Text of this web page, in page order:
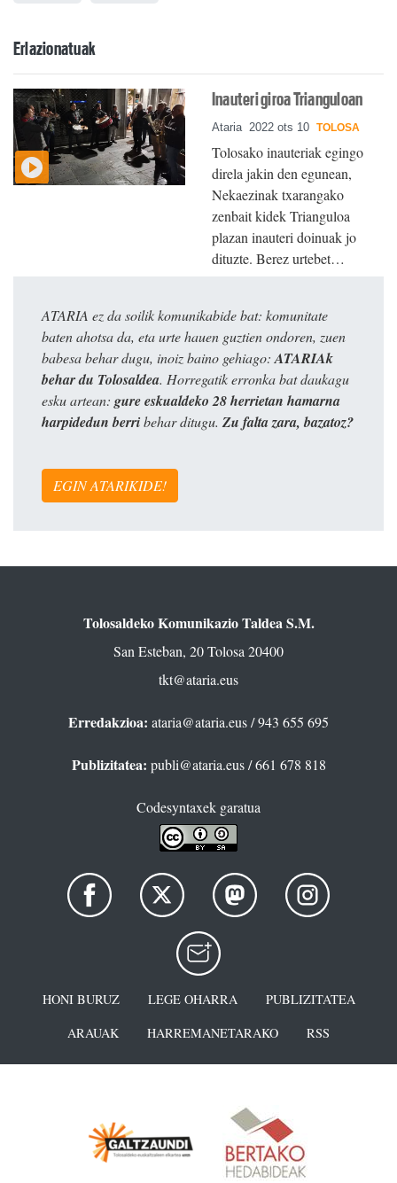
Erlazionatuak
Inauteri giroa Trianguloan
Ataria 2022 ots 10 TOLOSA
Tolosako inauteriak egingo
direla jakin den egunean,
Nekaezinak txarangako
zenbait kidek Trianguloa
plazan inauteri doinuak jo
dituzte. Berez urtebet…
ATARIA ez da soilik komunikabide bat: komunitate
baten ahotsa da, eta urte hauen guztien ondoren, zuen
babesa behar dugu, inoiz baino gehiago: ATARIAk
behar du Tolosaldea. Horregatik erronka bat daukagu
esku artean: gure eskualdeko 28 herrietan hamarna
harpidedun berribehar ditugu. Zu falta zara, bazatoz?
EGIN ATARIKIDE!
Tolosaldeko Komunikazio Taldea S.M.
San Esteban, 20 Tolosa 20400
tkt@ataria.eus
Erredakzioa: ataria@ataria.eus/ 943 655 695
Publizitatea: publi@ataria.eus/ 661 678 818
Codesyntaxek garatua
HONI BURUZ LEGE OHARRA
PUBLIZITATEA
ARAUAK
HARREMANETARAKO RSS